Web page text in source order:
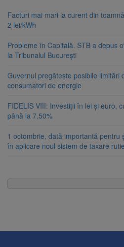
Facturi mai mari la curent din
2 lei/kWh
Probleme în Capitală. STB a depus
la Tribunalul București
Guvernul pregătește posibile limitări
consumatori de energie
FIDELIS VIII: Investiții în lei și euro,
până la 7,50%
1 octombrie, dată importantă pentru
în aplicare noul sistem de taxare